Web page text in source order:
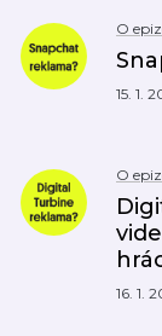
O
15. 1.
O
16. 1.